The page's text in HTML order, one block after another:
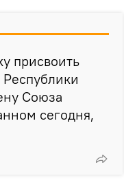
присвоить
Союза
сегодня,